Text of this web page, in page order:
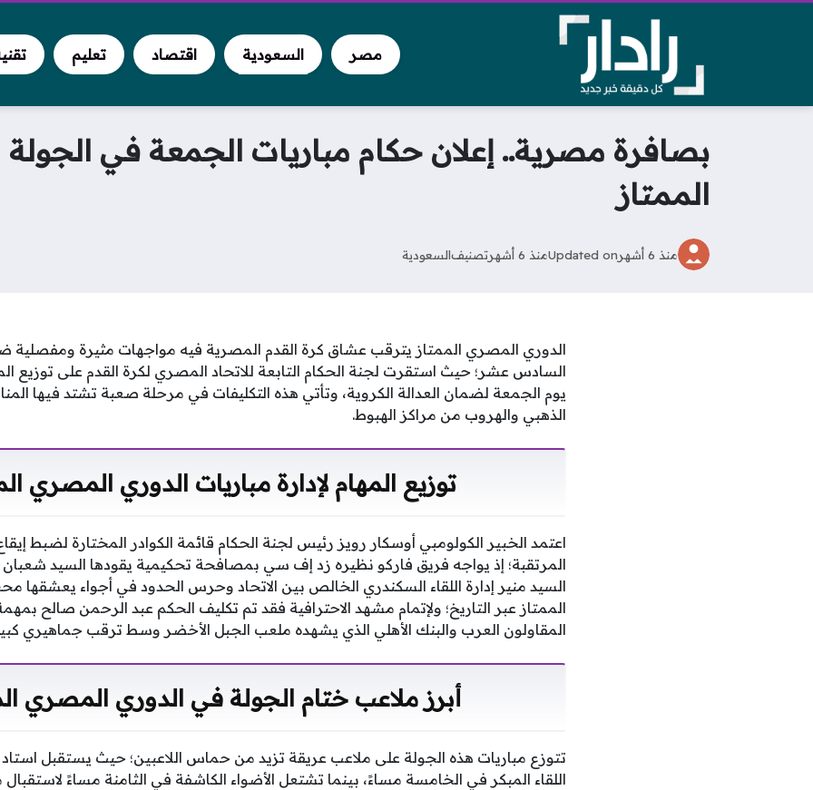
مصر السعودية اقتصاد تعليم
بصافرة مصرية.. إعلان حكام مباريات الجمعة في
الممتاز
منذ 6 أشهر Updated onمنذ 6 أشهر تصنيفالسعودية
الدوري المصري الممتاز يترقب عشاق كرة القدم المصرية فيه مواجهات مثيرة ومفصلية
السادس عشر؛ حيث استقرت لجنة الحكام التابعة للاتحاد المصري لكرة القدم على توزيع
يوم الجمعة لضمان العدالة الكروية، وتأتي هذه التكليفات في مرحلة صعبة تشتد فيها
الذهبي والهروب من مراكز الهبوط.
توزيع المهام لإدارة مباريات الدوري المصري
اعتمد الخبير الكولومبي أوسكار رويز رئيس لجنة الحكام قائمة الكوادر المختارة لضبط
المرتقبة؛ إذ يواجه فريق فاركو نظيره زد إف سي بمصافحة تحكيمية يقودها السيد
السيد منير إدارة اللقاء السكندري الخالص بين الاتحاد وحرس الحدود في أجواء يعشقها
الممتاز عبر التاريخ؛ ولإتمام مشهد الاحترافية فقد تم تكليف الحكم عبد الرحمن صالح
المقاولون العرب والبنك الأهلي الذي يشهده ملعب الجبل الأخضر وسط ترقب جماهيري
أبرز ملاعب ختام الجولة في الدوري المصري
تتوزع مباريات هذه الجولة على ملاعب عريقة تزيد من حماس اللاعبين؛ حيث يستقبل
اللقاء المبكر في الخامسة مساءً، بينما تشتعل الأضواء الكاشفة في الثامنة مساءً